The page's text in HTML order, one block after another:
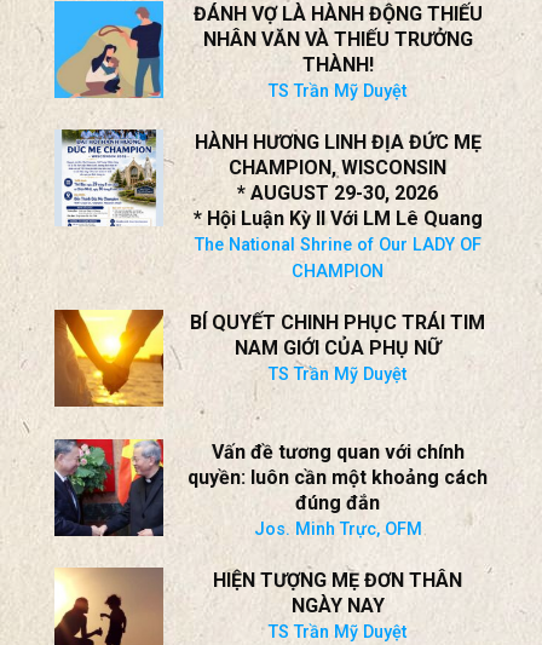
ĐÁNH VỢ LÀ HÀNH ĐỘNG THIẾU
NHÂN VĂN VÀ THIẾU TRƯỞNG
THÀNH!
TS Trần Mỹ Duyệt
HÀNH HƯƠNG LINH ĐỊA ĐỨC MẸ
CHAMPION, WISCONSIN
* AUGUST 29-30, 2026
* Hội Luận Kỳ II Với LM Lê Quang
The National Shrine of Our LADY OF
CHAMPION
BÍ QUYẾT CHINH PHỤC TRÁI TIM
NAM GIỚI CỦA PHỤ NỮ
TS Trần Mỹ Duyệt
Vấn đề tương quan với chính
quyền: luôn cần một khoảng cách
đúng đắn
Jos. Minh Trực, OFM
HIỆN TƯỢNG MẸ ĐƠN THÂN
NGÀY NAY
TS Trần Mỹ Duyệt